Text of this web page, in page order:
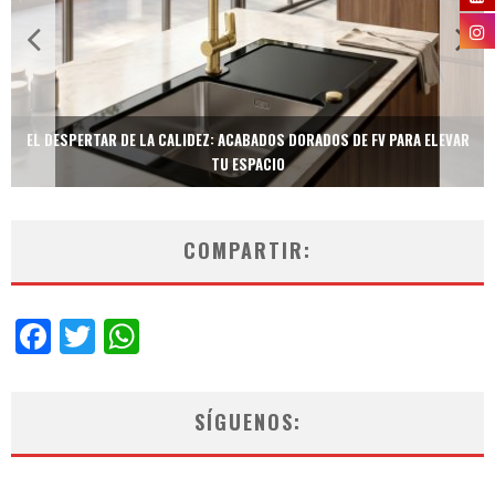
EL DESPERTAR DE LA CALIDEZ: ACABADOS DORADOS DE FV PARA ELEVAR
TU ESPACIO
COMPARTIR:
Facebook
Twitter
SÍGUENOS: